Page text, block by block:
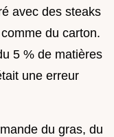
avec des steaks
du carton.
5 % de matières
une erreur
du gras, du